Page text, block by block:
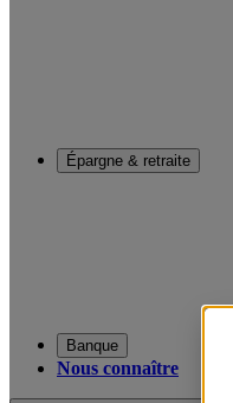
Épargne & retraite
Banque
Nous connaître